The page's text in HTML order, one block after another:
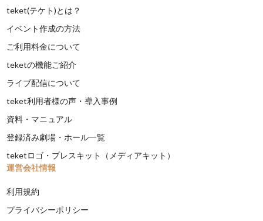
teket(テケト)とは？
イベント作成の方法
ご利用料金について
teketの機能ご紹介
ライブ配信について
teket利用者様の声・導入事例
資料・マニュアル
登録済み劇場・ホール一覧
teketロゴ・プレスキット（メディアキット）
運営会社情報
利用規約
プライバシーポリシー